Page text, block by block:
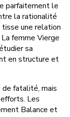
parfaitement le
la rationalité
une relation
femme Vierge
sa
en structure et
de fatalité, mais
Les
Balance et